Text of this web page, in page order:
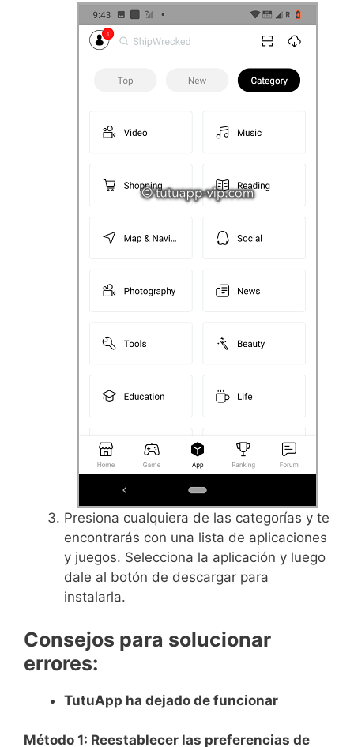
Presiona cualquiera de las categorías y te
encontrarás con una lista de aplicaciones
y juegos. Selecciona la aplicación y luego
dale al botón de descargar para
instalarla.
Consejos para solucionar
errores:
TutuApp ha dejado de funcionar
Método 1: Reestablecer las preferencias de